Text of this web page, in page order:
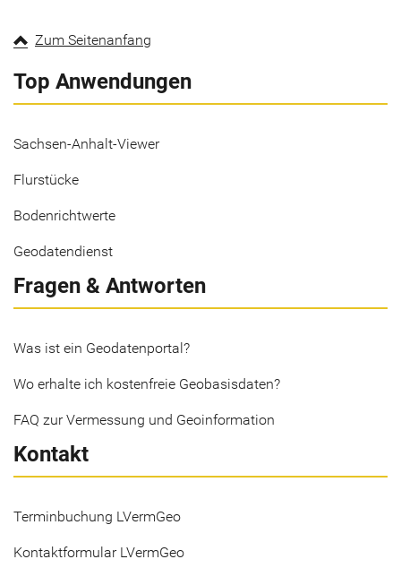
Zum Seitenanfang
Top Anwendungen
Sachsen-Anhalt-Viewer
Flurstücke
Bodenrichtwerte
Geodatendienst
Fragen & Antworten
Was ist ein Geodatenportal?
Wo erhalte ich kostenfreie Geobasisdaten?
FAQ zur Vermessung und Geoinformation
Kontakt
Terminbuchung LVermGeo
Kontaktformular LVermGeo